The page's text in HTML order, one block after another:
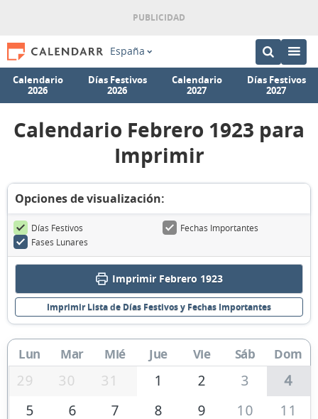
España
Calendario
2026
Días Festivos
2026
Calendario
2027
Días Festivos
2027
Calendario Febrero 1923 para
Imprimir
Opciones de visualización:
Días Festivos
Fechas Importantes
Fases Lunares
Imprimir Febrero 1923
Imprimir Lista de Días Festivos y Fechas Importantes
Lun Mar Mié Jue Vie Sáb Dom
29 30 31 1 2 3
4
5
6 7 8 9 10
11